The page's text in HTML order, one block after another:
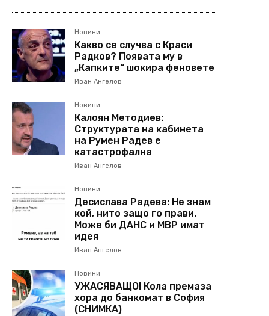
Новини
Какво се случва с Краси
Радков? Появата му в
„Капките“ шокира феновете
Иван Ангелов
Новини
Калоян Методиев:
Структурата на кабинета
на Румен Радев е
катастрофална
Иван Ангелов
Новини
Десислава Радева: Не знам
кой, нито защо го прави.
Може би ДАНС и МВР имат
идея
Иван Ангелов
Новини
УЖАСЯВАЩО! Кола премаза
хора до банкомат в София
(СНИМКА)